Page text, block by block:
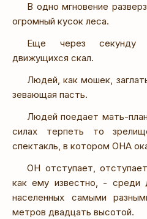
В одно мгновение
огромный кусок леса.
Еще через секунду
движущихся скал.
Людей, как мошек,
зевающая пасть.
Людей поедает мать-
силах терпеть то
спектакль, в котором ОНА
ОН отступает,
как ему известно, - среди
населенных самыми
метров двадцать высотой.